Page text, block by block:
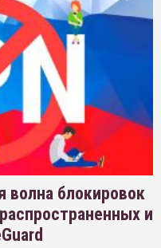
волна блокировок
и